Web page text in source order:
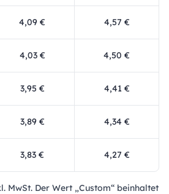
4,09 € 4,57 €
4,03 € 4,50 €
3,95 € 4,41 €
3,89 € 4,34 €
3,83 € 4,27 €
MwSt. Der Wert „Custom“ beinhaltet